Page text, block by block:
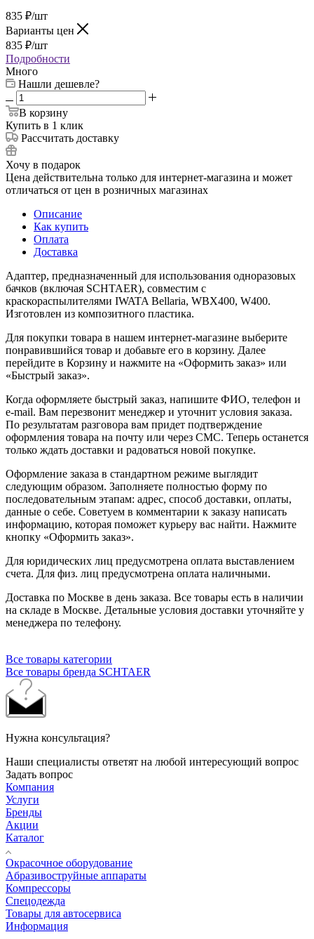
835 ₽/шт
Варианты цен
835 ₽/шт
Подробности
Много
Нашли дешевле?
В корзину
Купить в 1 клик
Рассчитать доставку
Хочу в подарок
Цена действительна только для интернет-магазина и может
отличаться от цен в розничных магазинах
Описание
Как купить
Оплата
Доставка
Адаптер, предназначенный для использования одноразовых
бачков (включая SCHTAER), совместим с
краскораспылителями IWATA Bellaria, WBX400, W400.
Изготовлен из композитного пластика.
Для покупки товара в нашем интернет-магазине выберите
понравившийся товар и добавьте его в корзину. Далее
перейдите в Корзину и нажмите на «Оформить заказ» или
«Быстрый заказ».
Когда оформляете быстрый заказ, напишите ФИО, телефон и
e-mail. Вам перезвонит менеджер и уточнит условия заказа.
По результатам разговора вам придет подтверждение
оформления товара на почту или через СМС. Теперь останется
только ждать доставки и радоваться новой покупке.
Оформление заказа в стандартном режиме выглядит
следующим образом. Заполняете полностью форму по
последовательным этапам: адрес, способ доставки, оплаты,
данные о себе. Советуем в комментарии к заказу написать
информацию, которая поможет курьеру вас найти. Нажмите
кнопку «Оформить заказ».
Для юридических лиц предусмотрена оплата выставлением
счета. Для физ. лиц предусмотрена оплата наличными.
Доставка по Москве в день заказа. Все товары есть в наличии
на складе в Москве. Детальные условия доставки уточняйте у
менеджера по телефону.
Все товары категории
Все товары бренда SCHTAER
Нужна консультация?
Наши специалисты ответят на любой интересующий вопрос
Задать вопрос
Компания
Услуги
Бренды
Акции
Каталог
Окрасочное оборудование
Aбразивоструйные аппараты
Компрессоры
Спецодежда
Товары для автосервиса
Информация